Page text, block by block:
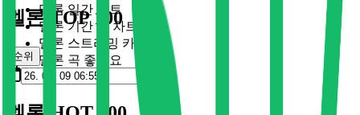
멜론 일간 차트
멜론 기간 별 차트
멜론 스트리밍 카드
멜론 곡 좋아요
멜론 TOP 100
순위